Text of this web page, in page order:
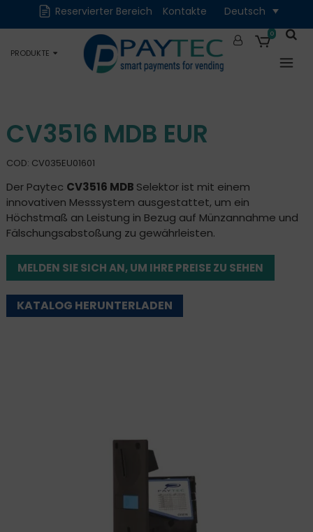
Reservierter Bereich Kontakte Deutsch
PRODUKTE
Digital
Zubehör und
Ersatzteile
Okkasion
0
CV3516 MDB EUR
COD: CV035EU01601
Der Paytec CV3516 MDB Selektor ist mit einem
innovativen Messsystem ausgestattet, um ein
Höchstmaß an Leistung in Bezug auf Münzannahme und
Fälschungsabstoßung zu gewährleisten.
MELDEN SIE SICH AN, UM IHRE PREISE ZU SEHEN
KATALOG HERUNTERLADEN